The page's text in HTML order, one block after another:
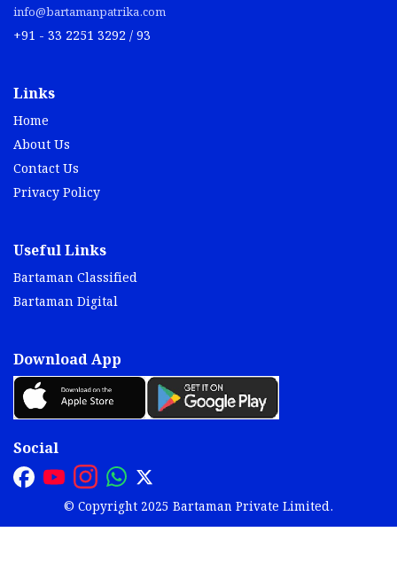
info@bartamanpatrika.com
+91 - 33 2251 3292 / 93
Links
Home
About Us
Contact Us
Privacy Policy
Useful Links
Bartaman Classified
Bartaman Digital
Download App
Social
© Copyright 2025 Bartaman Private Limited.